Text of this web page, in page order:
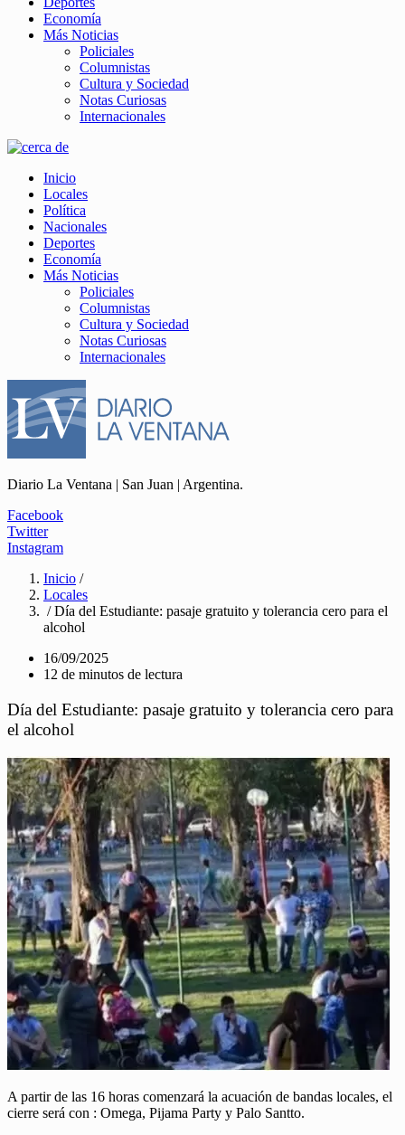
Economía
Más Noticias
Policiales
Columnistas
Cultura y Sociedad
Notas Curiosas
Internacionales
Inicio
Locales
Política
Nacionales
Deportes
Economía
Más Noticias
Policiales
Columnistas
Cultura y Sociedad
Notas Curiosas
Internacionales
Diario La Ventana | San Juan | Argentina.
Facebook
Twitter
Instagram
Inicio /
Locales
/ Día del Estudiante: pasaje gratuito y tolerancia cero para el
alcohol
16/09/2025
12 de minutos de lectura
Día del Estudiante: pasaje gratuito y tolerancia cero para
el alcohol
A partir de las 16 horas comenzará la acuación de bandas locales, el
cierre será con : Omega, Pijama Party y Palo Santto.